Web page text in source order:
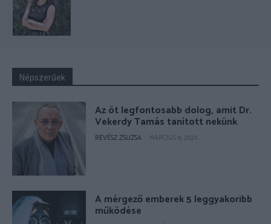
Népszerűek
Az öt legfontosabb dolog, amit Dr.
Vekerdy Tamás tanított nekünk
RÉVÉSZ ZSUZSA MÁRCIUS 9, 2021
A mérgező emberek 5 leggyakoribb
működése